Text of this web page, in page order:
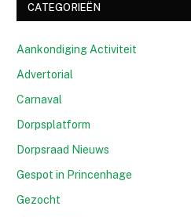
CATEGORIEËN
Aankondiging Activiteit
Advertorial
Carnaval
Dorpsplatform
Dorpsraad Nieuws
Gespot in Princenhage
Gezocht